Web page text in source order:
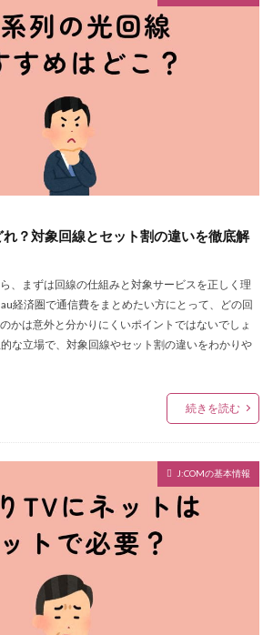
？対象回線とセット割の違いを徹底解
、まずは回線の仕組みと対象サービスを正しく理
経済圏で通信費をまとめたい方にとって、どの回
かは意外と分かりにくいポイントではないでしょ
な立場で、対象回線やセット割の違いをわかりや
続きを読む
J:COMの基本情報